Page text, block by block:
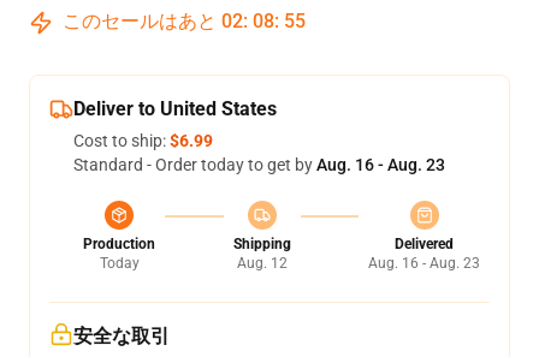
このセールはあと 02: 08: 54
Deliver to United States
Cost to ship:$6.99
Standard - Order today to get byAug. 16 - Aug. 23
Production
Today
Shipping
Aug. 12
Delivered
Aug. 16 - Aug. 23
安全な取引